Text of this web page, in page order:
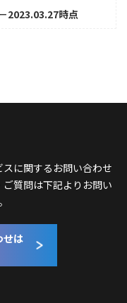
2023.03.27時点
に関するお問い合わせ
質問は下記よりお問い
せは